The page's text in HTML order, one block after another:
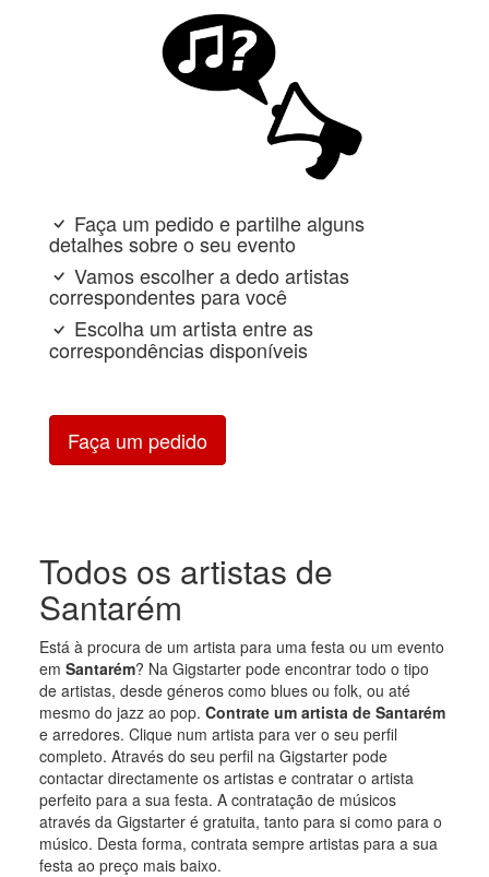
Faça um pedido e partilhe alguns
detalhes sobre o seu evento
Vamos escolher a dedo artistas
correspondentes para você
Escolha um artista entre as
correspondências disponíveis
Faça um pedido
Todos os artistas de
Santarém
Está à procura de um artista para uma festa ou um evento
em Santarém? Na Gigstarter pode encontrar todo o tipo
de artistas, desde géneros como blues ou folk, ou até
mesmo do jazz ao pop. Contrate um artista de Santarém
e arredores. Clique num artista para ver o seu perfil
completo. Através do seu perfil na Gigstarter pode
contactar directamente os artistas e contratar o artista
perfeito para a sua festa. A contratação de músicos
através da Gigstarter é gratuita, tanto para si como para o
músico. Desta forma, contrata sempre artistas para a sua
festa ao preço mais baixo.